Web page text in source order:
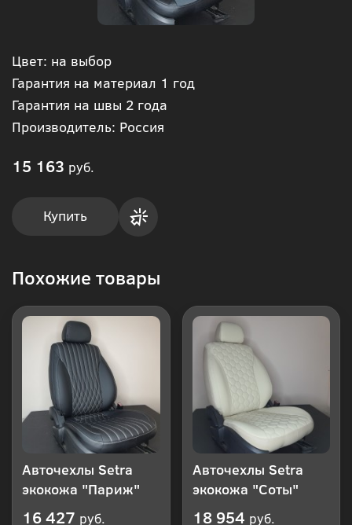
Цвет: на выбор
Гарантия на материал 1 год
Гарантия на швы 2 года
Производитель: Россия
15 163 руб.
Купить
Похожие товары
Авточехлы Setra
экокожа "Париж"
16 427 руб.
Авточехлы Setra
экокожа "Соты"
18 954 руб.